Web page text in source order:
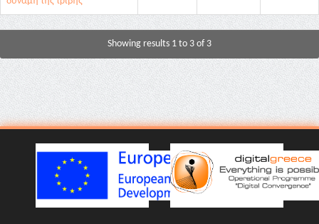
Showing results 1 to 3 of 3